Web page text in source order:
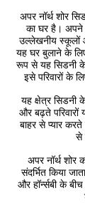
अपर नॉर्थ शोर
का घर है। अपने
उल्लेखनीय स्कूलों
यह घर बुलाने के
रूप से यह सिडनी के
इसे परिवारों के
यह क्षेत्र सिडनी
और बढ़ते परिवारों
बाहर से प्यार
से
अपर नॉर्थ शोर
संदर्भित किया
और हॉर्न्सबी के